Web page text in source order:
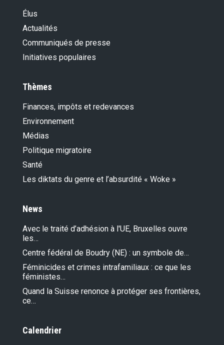
Élus
Actualités
Communiqués de presse
Initiatives populaires
Thèmes
Finances, impôts et redevances
Environnement
Médias
Politique migratoire
Santé
Les diktats du genre et l’absurdité « Woke »
News
Avec le traité d’adhésion à l'UE, Bruxelles ouvre
les…
Centre fédéral de Boudry (NE) : un symbole de…
Féminicides et crimes intrafamiliaux : ce que les
féministes…
Quand la Suisse renonce à protéger ses frontières,
ce…
Calendrier